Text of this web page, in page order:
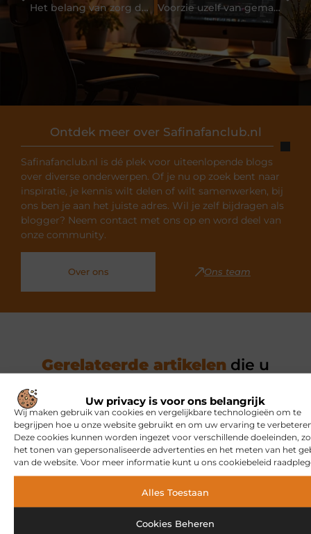
Uw privacy is voor ons belangrijk
Wij maken gebruik van cookies en vergelijkbare technologieën om te
begrijpen hoe u onze website gebruikt en om uw ervaring te
Deze cookies kunnen worden ingezet voor verschillende doeleinden,
het tonen van gepersonaliseerde advertenties en het meten van het
van de website. Voor meer informatie kunt u ons cookiebeleid
Alles Toestaan
Cookies Beheren
Ontdek meer over Safinafanclub.nl
Safinafanclub.nl is dé plek voor uiteenlopende blogs
over diverse onderwerpen. Of je nu op zoek bent naar
inspiratie, je kennis wilt delen of wilt samenwerken, bij
ons ben je aan het juiste adres. Wil je zelf bijdragen als
blogger? Neem contact met ons op en word deel van
onze community.
Over ons Ons team
Het belang van zorg data voor digitale oplossingen Voorzie uzelf van gemak met speciale bouwkundige Excel-rekenbladen
Gerelateerde artikelen die u
MARKETING